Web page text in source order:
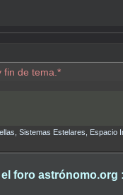
fin de tema.*
Sistemas Estelares, Espacio
el foro astrónomo.org